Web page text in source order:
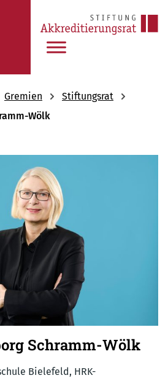
Gremien
Stiftungsrat
Wölk
Schramm-Wölk
Bielefeld, HRK-